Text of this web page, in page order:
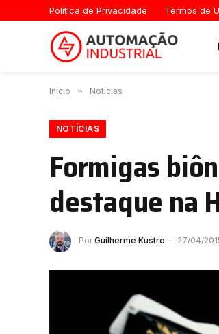
Política de Privacidade Termos de
Início » Notícias
NOTÍCIAS
Formigas
destaque na
Por Guilherme Kustro 27/04/